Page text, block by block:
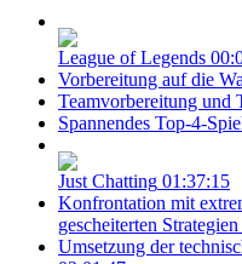
League of Legends
Vorbereitung auf die
Teamvorbereitung und
Spannendes Top-4-
Just Chatting 01:37:15
Konfrontation mit
gescheiterten Strategien
Umsetzung der